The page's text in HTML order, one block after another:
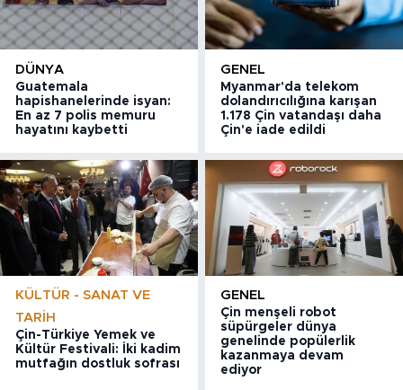
DÜNYA
Guatemala
hapishanelerinde isyan:
En az 7 polis memuru
hayatını kaybetti
GENEL
Myanmar'da telekom
dolandırıcılığına karışan
1.178 Çin vatandaşı daha
Çin'e iade edildi
KÜLTÜR - SANAT VE
TARIH
Çin-Türkiye Yemek ve
Kültür Festivali: İki kadim
mutfağın dostluk sofrası
GENEL
Çin menşeli robot
süpürgeler dünya
genelinde popülerlik
kazanmaya devam
ediyor